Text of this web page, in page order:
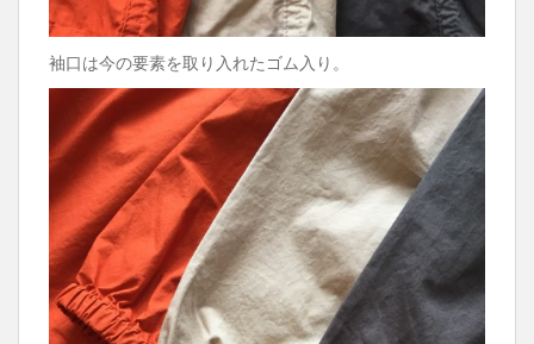
袖口は今の要素を取り入れたゴム入り。